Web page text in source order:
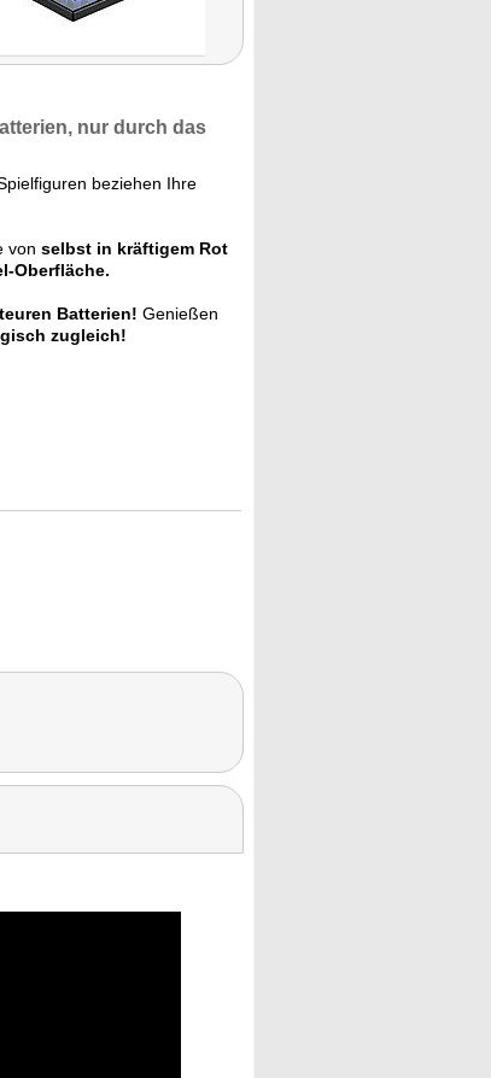
nur durch das
beziehen Ihre
von selbst in kräftigem Rot
Oberfläche.
Batterien! Genießen
zugleich!